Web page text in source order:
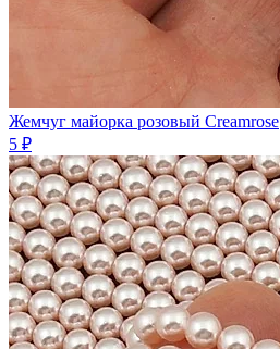
Жемчуг майорка розовый Creamrose
5 ₽